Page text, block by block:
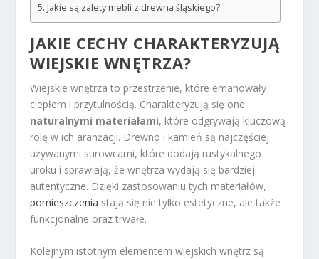
Jakie są zalety mebli z drewna śląskiego?
JAKIE CECHY CHARAKTERYZUJĄ
WIEJSKIE WNĘTRZA?
Wiejskie wnętrza to przestrzenie, które emanowały
ciepłem i przytulnością. Charakteryzują się one
naturalnymi materiałami, które odgrywają kluczową
rolę w ich aranżacji. Drewno i kamień są najczęściej
używanymi surowcami, które dodają rustykalnego
uroku i sprawiają, że wnętrza wydają się bardziej
autentyczne. Dzięki zastosowaniu tych materiałów,
pomieszczenia stają się nie tylko estetyczne, ale także
funkcjonalne oraz trwałe.
Kolejnym istotnym elementem wiejskich wnętrz są